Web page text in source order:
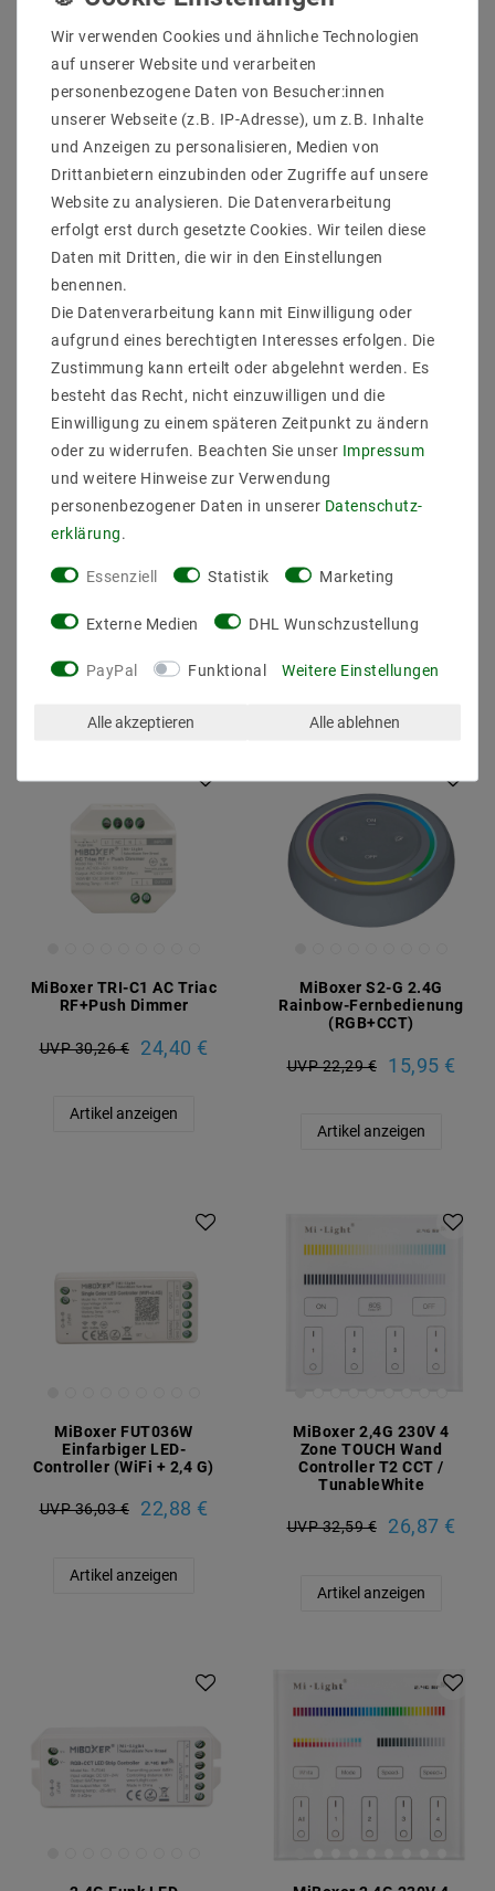
MiBoxer ZB-Box2 Zigbee
3.0 Gateway mit RJ45
UVP 58,30 € 51,62 €
Artikel anzeigen
MiBoxer S1-B 2.4G
Sunrise Remote (CCT /
UVP 22,29 € 15,95 €
MiBoxer B1-B 4-Zonen-
(Helligkeit)
UVP 32,93 € 27,23 €
2,4 G)
UVP 36,03 € 22,88 €
MiBoxer TRI-C1 AC Triac
RF+Push Dimmer
UVP 30,26 € 24,40 €
Artikel anzeigen
MiBoxer S2-G 2.4G
Rainbow-Fernbedienung
(RGB+CCT)
UVP 22,29 € 15,95 €
Artikel anzeigen
MiBoxer FUT036W
Einfarbiger LED-
Controller (WiFi + 2,4 G)
UVP 36,03 € 22,88 €
Artikel anzeigen
MiBoxer 2,4G 230V 4
Zone TOUCH Wand
Controller T2 CCT /
TunableWhite
UVP 32,59 € 26,87 €
Artikel anzeigen
Wir verwenden Cookies und ähnliche Technologien
auf unserer Website und verarbeiten
personenbezogene Daten von Besucher:innen
unserer Webseite (z.B. IP-Adresse), um z.B. Inhalte
und Anzeigen zu personalisieren, Medien von
Drittanbietern einzubinden oder Zugriffe auf unsere
Website zu analysieren. Die Datenverarbeitung
erfolgt erst durch gesetzte Cookies. Wir teilen diese
Daten mit Dritten, die wir in den Einstellungen
benennen.
Die Datenverarbeitung kann mit Einwilligung oder
aufgrund eines berechtigten Interesses erfolgen. Die
Zustimmung kann erteilt oder abgelehnt werden. Es
besteht das Recht, nicht einzuwilligen und die
Einwilligung zu einem späteren Zeitpunkt zu ändern
oder zu widerrufen. Beachten Sie unser Impressum
und weitere Hinweise zur Verwendung
personenbezogener Daten in unserer Daten­schutz­
erklärung.
Essenziell Statistik Marketing
Externe Medien DHL Wunschzustellung
PayPal Funktional Weitere Einstellungen
Alle akzeptieren Alle ablehnen